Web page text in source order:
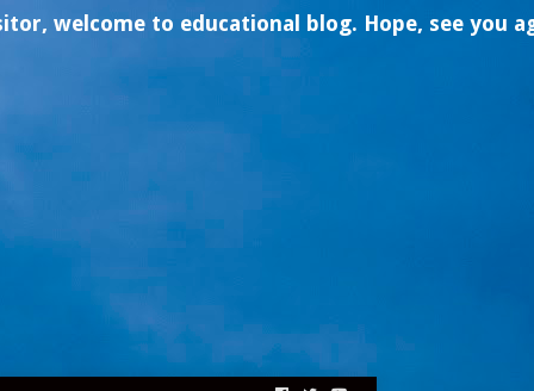
toeducationalblog. Hope, see you again-